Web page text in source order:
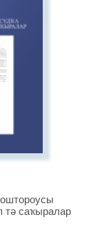
тә саҡыралар